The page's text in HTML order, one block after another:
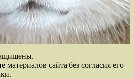
материалов сайта без согласия его